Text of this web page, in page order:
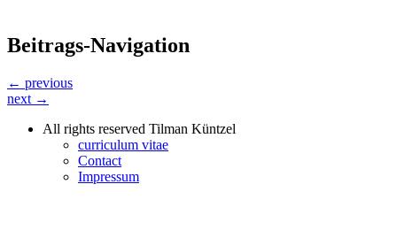
Beitrags-Navigation
← previous
next →
All rights reserved Tilman Küntzel
curriculum vitae
Contact
Impressum